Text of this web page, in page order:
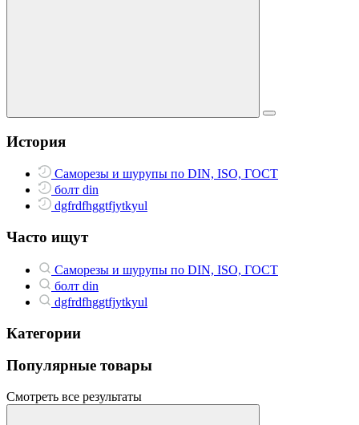
История
Саморезы и шурупы по DIN, ISO, ГОСТ
болт din
dgfrdfhggtfjytkyul
Часто ищут
Саморезы и шурупы по DIN, ISO, ГОСТ
болт din
dgfrdfhggtfjytkyul
Категории
Популярные товары
Смотреть все результаты